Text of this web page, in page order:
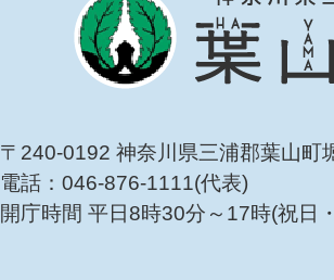
〒240-0192 神奈川県三浦郡葉山町
電話：046-876-1111(代表)
開庁時間 平日8時30分～17時(祝日